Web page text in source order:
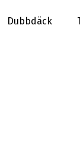
Dubbdäck